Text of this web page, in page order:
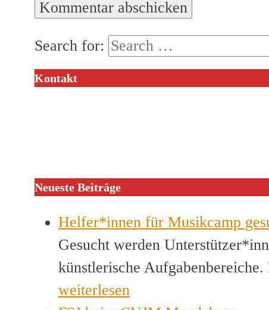
Search for:
Kontakt
Neueste Beiträge
Helfer*innen für Musikcamp
Gesucht werden
künstlerische
weiterlesen